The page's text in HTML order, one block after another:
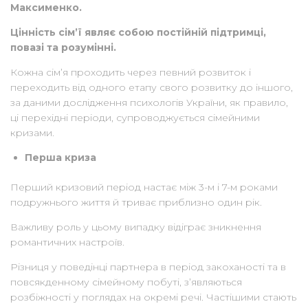
Максименко.
Цінність сім’ї являє собою постійній підтримці,
повазі та розумінні.
Кожна сім’я проходить через певний розвиток і
переходить від одного етапу свого розвитку до іншого,
за даними дослідження психологів України, як правило,
ці перехідні періоди, супроводжується сімейними
кризами.
Перша криза
Перший кризовий період настає між 3-м і 7-м роками
подружнього життя й триває приблизно один рік.
Важливу роль у цьому випадку відіграє зникнення
романтичних настроїв.
Різниця у поведінці партнера в період закоханості та в
повсякденному сімейному побуті, з’являються
розбіжності у поглядах на окремі речі. Частішими стають